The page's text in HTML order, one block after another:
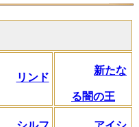
リンド
新たな
る闇の王